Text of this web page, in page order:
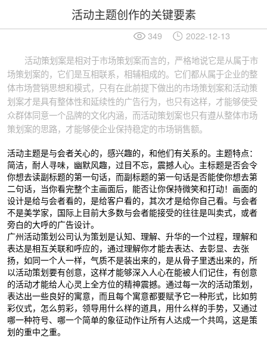
活动主题创作的关键要素
349 2022-12-13
活动策划案是相对于市场策划案而言的，严格地说它是从属于市
场策划案的，它们是互相联系，相辅相成的。它们都从属于企业的整
体市场营销思想和模式，只有在此前提下做出的市场策划案和活动策
划案才是具有整体性和延续性的广告行为，也只有这样，才能够使受
众群体同意一个品牌的文化内涵，而活动策划案也只有遵从整体市场
策划案的思路，才能够使企业保持稳定的市场销售额。
活动主题是与会者关心的，感兴趣的，和他们有关系的。主题特点：
简洁，耐人寻味，幽默风趣，过目不忘，震撼人心。主标题是否会令
你想去读副标题的第一句话，而副标题的第一句话是否能使你想去第
二句话，当你看完整个主画面后，能否让你保持微笑和打动！画面的
设计是给与会者看的，是给客户看的，其次才是给你自己看。与会者
不是美学家，国际上目前大多数与会者能接受的往往是叫卖式，或者
旁白的大呼的广告设计。
广州活动策划公司认为策划是认知、理解、升华的一个过程，理解和
表达是相互关联和呼应的，通过理解你才能去表达、去彰显、去张
扬，如同一个人一样，气质不是装出来的，是从骨子里透出来的，所
以活动策划要有创意，这样才能够深入人心在能被人们记住，有创意
的活动才能给人心灵上全方位的精神震撼。通过每一次的活动策划，
表达出一些良好的寓意，而且每个寓意都要赋予它一种形式，比如剪
彩仪式，怎么剪彩，领导用什么样的道具，用什么样的手势，又通过
哪一种符号、哪一个简单的象征动作让所有人达成一个共鸣，这是策
划的重中之重。